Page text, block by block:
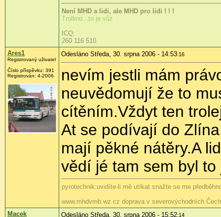
Není MHD a lidi, ale MHD pro lidi ! ! !
Trollino...to je vůz
ICQ:
260 116 510
Ares1
Registrovaný uživatel
Číslo příspěvku: 391
Registrován: 4-2006
Odesláno Středa, 30. srpna 2006 - 14:53:16
nevím jestli mám
neuvědomují že to
cítěním.Vždyt ten
At se podívají do
mají pěkné nátěry.A
vědí jé tam sem byl to
pyrotechnik:uvidíte-li mě utíkat snažte se me
www.mhdvmb.wz.cz doprava v severovýchodních
Macek
Odesláno Středa, 30. srpna 2006 - 15:52:14